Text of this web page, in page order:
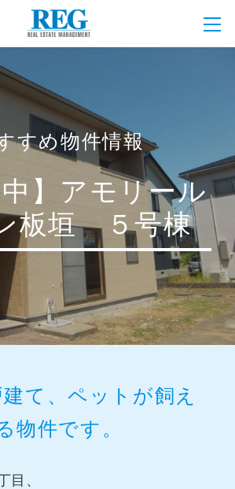
すめ物件情報
】アモリール
板垣 ５号棟
て、ペットが飼え
物件です。
目、